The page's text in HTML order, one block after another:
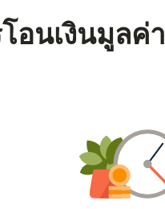
อนเงินมูลค่า